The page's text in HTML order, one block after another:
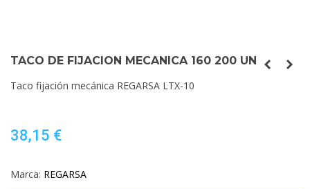
TACO DE FIJACION MECANICA 160 200 UN
Taco fijación mecánica REGARSA LTX-10
38,15 €
Marca: REGARSA